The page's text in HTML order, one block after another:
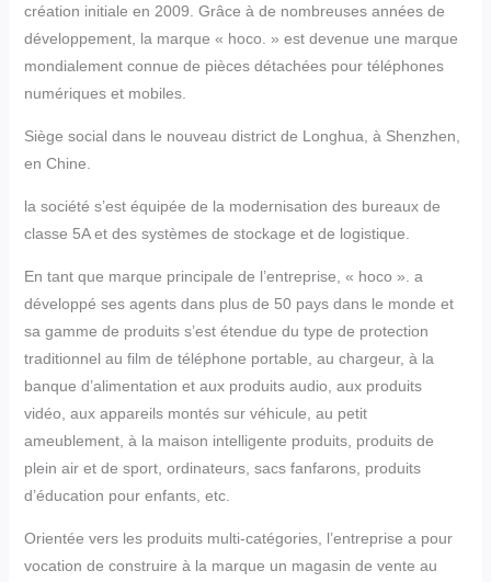
création initiale en 2009. Grâce à de nombreuses années de
développement, la marque « hoco. » est devenue une marque
mondialement connue de pièces détachées pour téléphones
numériques et mobiles.
Siège social dans le nouveau district de Longhua, à Shenzhen,
en Chine.
la société s’est équipée de la modernisation des bureaux de
classe 5A et des systèmes de stockage et de logistique.
En tant que marque principale de l’entreprise, « hoco ». a
développé ses agents dans plus de 50 pays dans le monde et
sa gamme de produits s’est étendue du type de protection
traditionnel au film de téléphone portable, au chargeur, à la
banque d’alimentation et aux produits audio, aux produits
vidéo, aux appareils montés sur véhicule, au petit
ameublement, à la maison intelligente produits, produits de
plein air et de sport, ordinateurs, sacs fanfarons, produits
d’éducation pour enfants, etc.
Orientée vers les produits multi-catégories, l’entreprise a pour
vocation de construire à la marque un magasin de vente au